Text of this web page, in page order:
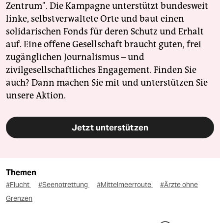
Zentrum". Die Kampagne unterstützt bundesweit
linke, selbstverwaltete Orte und baut einen
solidarischen Fonds für deren Schutz und Erhalt
auf. Eine offene Gesellschaft braucht guten, frei
zugänglichen Journalismus – und
zivilgesellschaftliches Engagement. Finden Sie
auch? Dann machen Sie mit und unterstützen Sie
unsere Aktion.
Jetzt unterstützen
Themen
#Flucht #Seenotrettung #Mittelmeerroute
#Ärzte ohne
Grenzen